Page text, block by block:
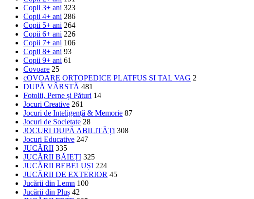
Copii 3+ ani 323
Copii 4+ ani 286
Copii 5+ ani 264
Copii 6+ ani 226
Copii 7+ ani 106
Copii 8+ ani 93
Copii 9+ ani 61
Covoare 25
cOVOARE ORTOPEDICE PLATFUS SI TAL VAG 2
DUPĂ VÂRSTĂ 481
Fotolii, Perne și Pături 14
Jocuri Creative 261
Jocuri de Inteligență & Memorie 87
Jocuri de Societate 28
JOCURI DUPĂ ABILITĂȚi 308
Jocuri Educative 247
JUCĂRII 335
JUCĂRII BĂIEȚI 325
JUCĂRII BEBELUȘI 224
JUCĂRII DE EXTERIOR 45
Jucării din Lemn 100
Jucării din Pluș 42